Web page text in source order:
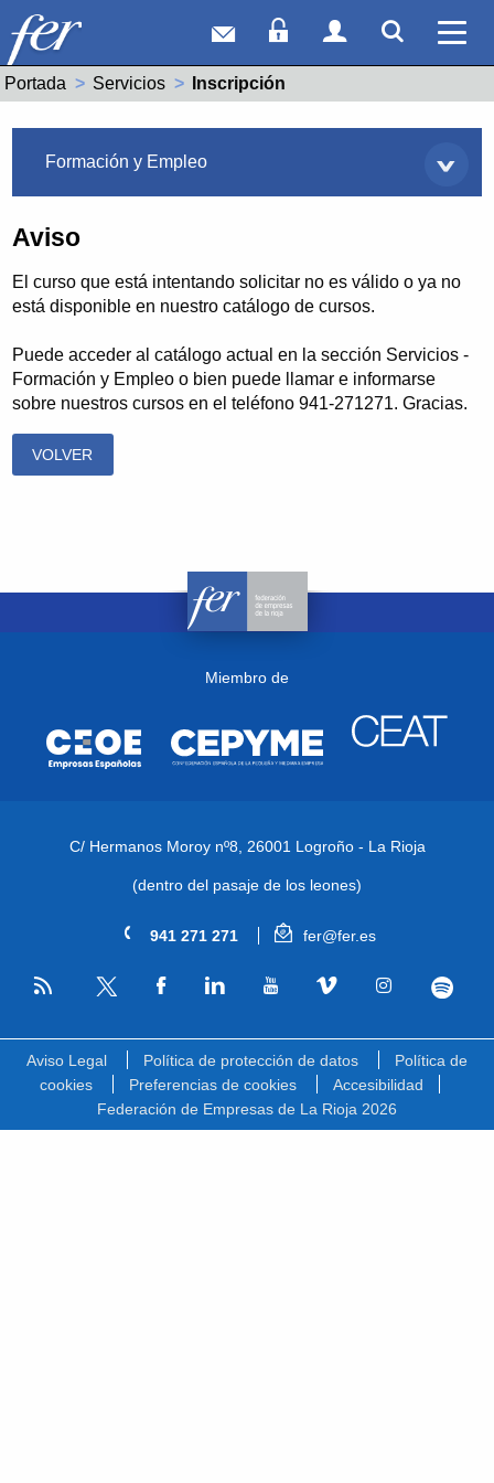
Correo webAcceso Socios
Acceso
Portada Servicios Actual:
Inscripción
Formación y Empleo
Aviso
El curso que está intentando solicitar no es válido o ya no
está disponible en nuestro catálogo de cursos.
Puede acceder al catálogo actual en la sección Servicios -
Formación y Empleo o bien puede llamar e informarse
sobre nuestros cursos en el teléfono 941-271271. Gracias.
VOLVER
Miembro de
C/ Hermanos Moroy nº8, 26001 Logroño - La Rioja
(dentro del pasaje de los leones)
941 271 271 fer@fer.es
RSS
Aviso Legal Política de protección de datos
Política de
cookies
Preferencias de cookies
Accesibilidad
Federación de Empresas de La Rioja 2026